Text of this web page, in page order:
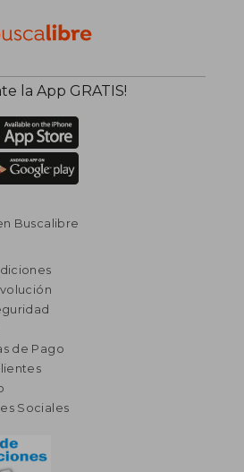
la App GRATIS!
Buscalibre
de Pago
Sociales